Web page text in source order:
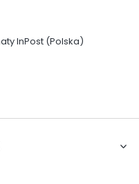
InPost (Polska)